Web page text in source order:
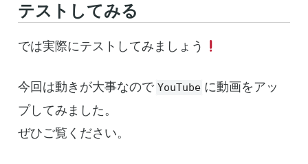
テストしてみる
では実際にテストしてみましょう
今回は動きが大事なので YouTube に動画をアッ
プしてみました。
ぜひご覧ください。